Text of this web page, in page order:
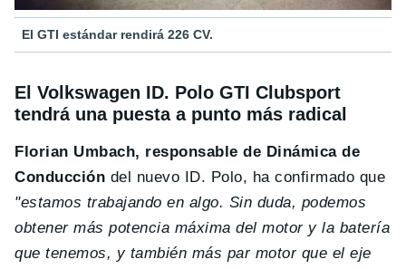
El GTI estándar rendirá 226 CV.
El Volkswagen ID. Polo GTI Clubsport
tendrá una puesta a punto más radical
Florian Umbach, responsable de Dinámica de
Conducción del nuevo ID. Polo, ha confirmado que
"estamos trabajando en algo. Sin duda, podemos
obtener más potencia máxima del motor y la batería
que tenemos, y también más par motor que el eje